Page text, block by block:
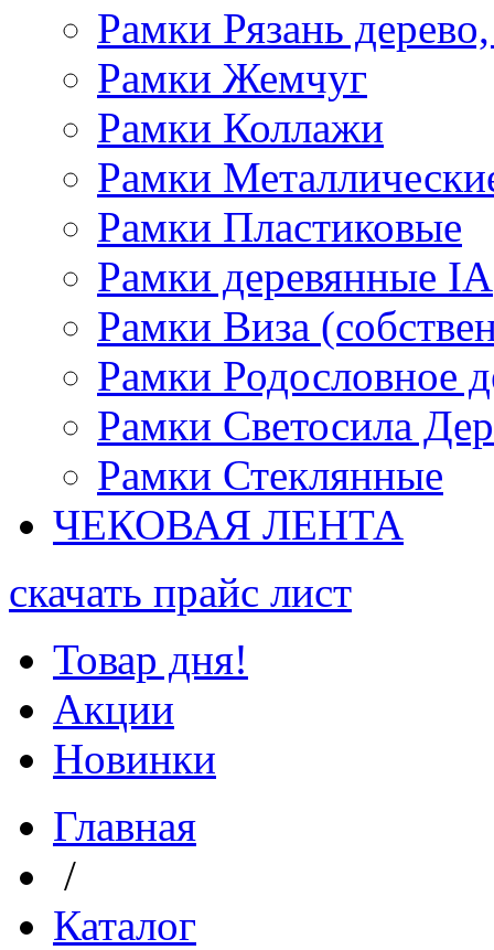
Рамки Рязань
Рамки Жемчуг
Рамки Коллажи
Рамки
Рамки Пластиковые
Рамки деревянные IA
Рамки Виза
Рамки Родословное
Рамки Светосила
Рамки Стеклянные
ЧЕКОВАЯ ЛЕНТА
скачать прайс лист
Товар дня!
Акции
Новинки
Главная
/
Каталог